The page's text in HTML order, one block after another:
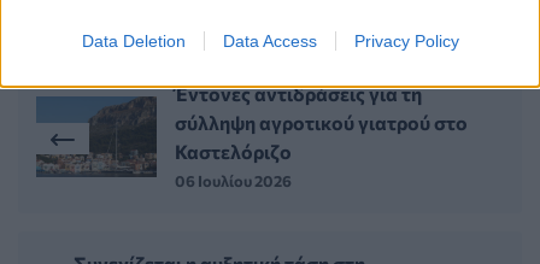
Data Deletion Data Access Privacy Policy
ΠΕΡΙΣΣΟΤΕΡΑ ΣΤΗΝ ΙΔΙΑ ΚΑΤΗΓΟΡΙΑ
Έντονες αντιδράσεις για τη
σύλληψη αγροτικού γιατρού στο
Καστελόριζο
06 Ιουλίου 2026